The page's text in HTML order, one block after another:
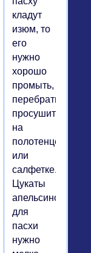
кладут
изюм, то
его
нужно
хорошо
промыть,
перебрать,
просушить
на
полотенце
или
салфетке.
Цукаты
апельсиновые
для
пасхи
нужно